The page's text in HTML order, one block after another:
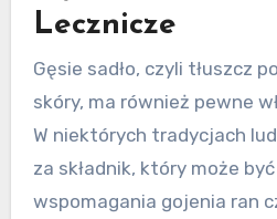
Lecznicze
Gęsie sadło, czyli tłuszcz
skóry, ma również pewne
W niektórych tradycjach
za składnik, który może
wspomagania gojenia ran